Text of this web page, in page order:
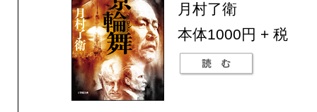
月村了衛
本体1000円 + 税